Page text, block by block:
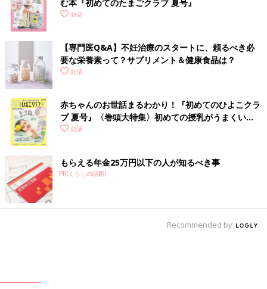
む本『初めてのたまごクラブ 夏号』
妊活
【専門医Q&A】不妊治療のスタートに、頼るべき必
要な栄養素って？サプリメント＆健康食品は？
妊活
赤ちゃんのお世話まるわかり！『初めてのひよこクラ
ブ 夏号』〈巻頭大特集〉初めての授乳がうまくい
く！ おっぱい・ミルクの基本と夏のトラブル 解決テ
妊活
もらえる年金25万円以下の人が知るべき事
PR(くらしの話題)
Recommended by